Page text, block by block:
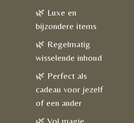
🌿 Luxe en
bijzondere items
🌿 Regelmatig
wisselende inhoud
🌿 Perfect als
cadeau voor jezelf
of een ander
🌿 Vol magie,